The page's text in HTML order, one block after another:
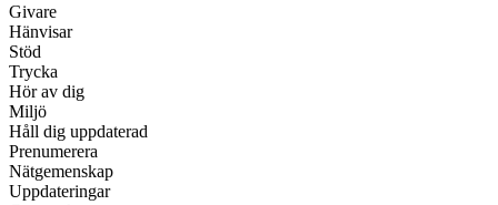
Givare
Hänvisar
Stöd
Trycka
Hör av dig
Miljö
Håll dig uppdaterad
Prenumerera
Nätgemenskap
Uppdateringar